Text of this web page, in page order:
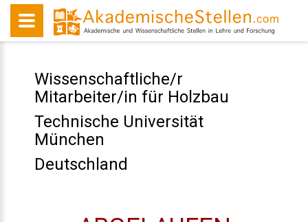
Wissenschaftliche/r
Mitarbeiter/in für Holzbau
Technische Universität
München
Deutschland